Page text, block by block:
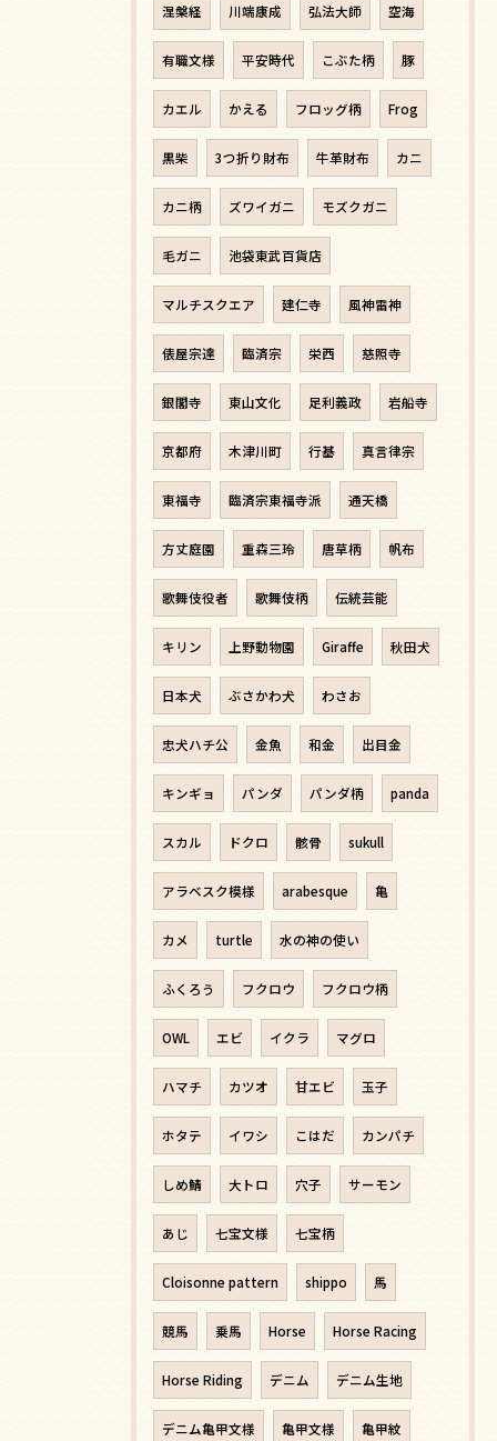
涅槃経 川端康成 弘法大師 空海
有職文様 平安時代 こぶた柄 豚
カエル かえる フロッグ柄 Frog
黒柴 3つ折り財布 牛革財布 カニ
カニ柄 ズワイガニ モズクガニ
毛ガニ 池袋東武百貨店
マルチスクエア 建仁寺 風神雷神
俵屋宗達 臨済宗 栄西 慈照寺
銀閣寺 東山文化 足利義政 岩船寺
京都府 木津川町 行基 真言律宗
東福寺 臨済宗東福寺派 通天橋
方丈庭園 重森三玲 唐草柄 帆布
歌舞伎役者 歌舞伎柄 伝統芸能
キリン 上野動物園 Giraffe 秋田犬
日本犬 ぶさかわ犬 わさお
忠犬ハチ公 金魚 和金 出目金
キンギョ パンダ パンダ柄 panda
スカル ドクロ 骸骨 sukull
アラベスク模様 arabesque 亀
カメ turtle 水の神の使い
ふくろう フクロウ フクロウ柄
OWL エビ イクラ マグロ
ハマチ カツオ 甘エビ 玉子
ホタテ イワシ こはだ カンパチ
しめ鯖 大トロ 穴子 サーモン
あじ 七宝文様 七宝柄
Cloisonne pattern shippo 馬
競馬 乗馬 Horse Horse Racing
Horse Riding デニム デニム生地
デニム亀甲文様 亀甲文様 亀甲紋